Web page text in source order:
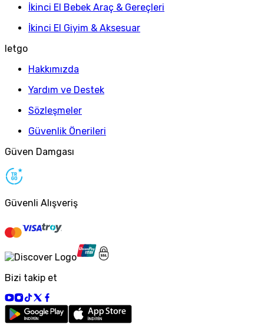
İkinci El Bebek Araç & Gereçleri
İkinci El Giyim & Aksesuar
letgo
Hakkımızda
Yardım ve Destek
Sözleşmeler
Güvenlik Önerileri
Güven Damgası
Güvenli Alışveriş
Bizi takip et